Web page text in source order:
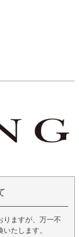
りますが、万一不
たします。